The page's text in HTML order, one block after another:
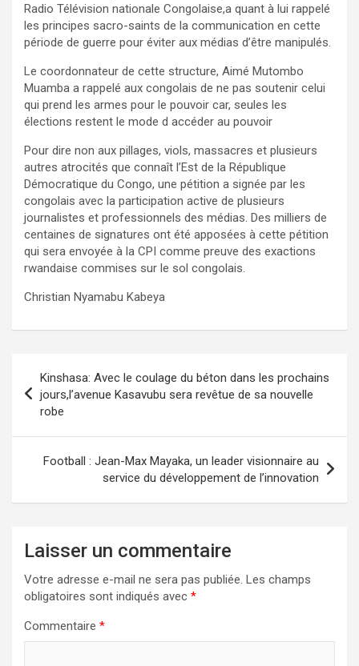
Radio Télévision nationale Congolaise,a quant à lui rappelé
les principes sacro-saints de la communication en cette
période de guerre pour éviter aux médias d’être manipulés.
Le coordonnateur de cette structure, Aimé Mutombo
Muamba a rappelé aux congolais de ne pas soutenir celui
qui prend les armes pour le pouvoir car, seules les
élections restent le mode d accéder au pouvoir
Pour dire non aux pillages, viols, massacres et plusieurs
autres atrocités que connaît l’Est de la République
Démocratique du Congo, une pétition a signée par les
congolais avec la participation active de plusieurs
journalistes et professionnels des médias. Des milliers de
centaines de signatures ont été apposées à cette pétition
qui sera envoyée à la CPI comme preuve des exactions
rwandaise commises sur le sol congolais.
Christian Nyamabu Kabeya
de
l’article
Kinshasa: Avec le coulage du béton dans les prochains
jours,l’avenue Kasavubu sera revêtue de sa nouvelle
robe
Football : Jean-Max Mayaka, un leader visionnaire au
service du développement de l’innovation
Laisser un commentaire
Votre adresse e-mail ne sera pas publiée. Les champs
obligatoires sont indiqués avec *
Commentaire *